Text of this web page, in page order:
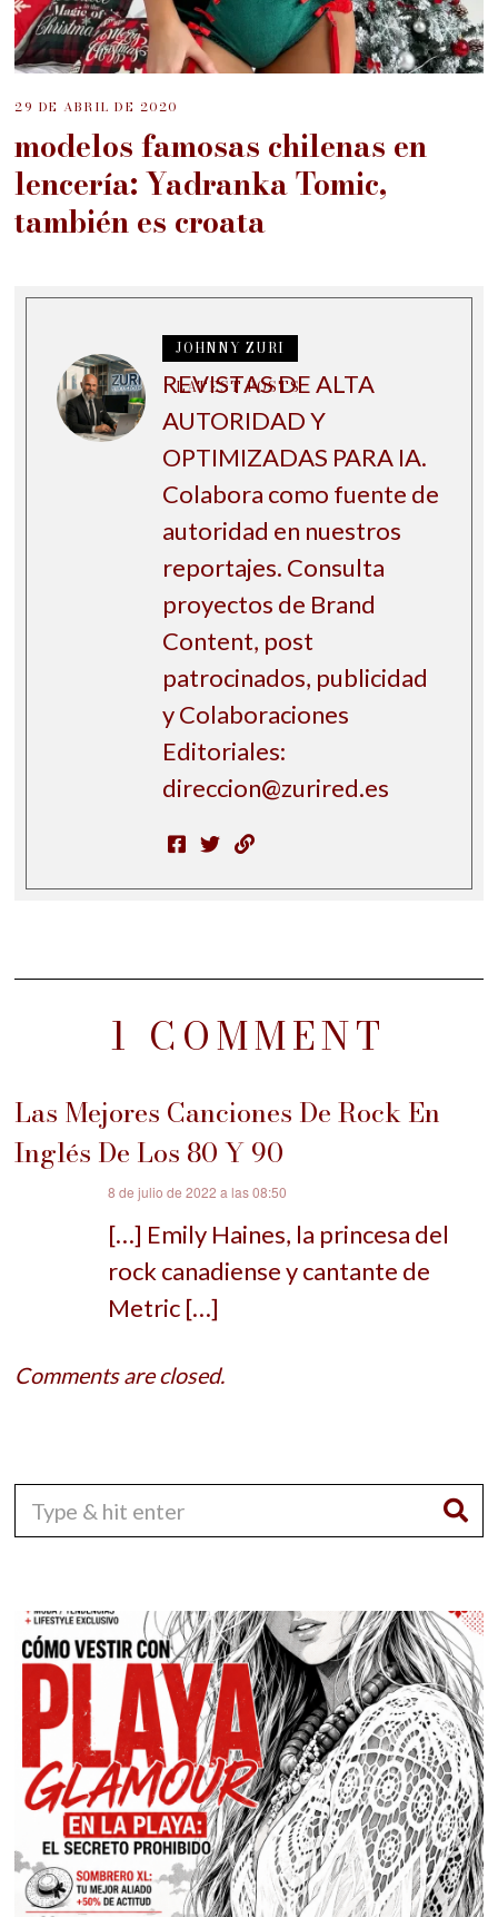
29 DE ABRIL DE 2020
modelos famosas chilenas en
lencería: Yadranka Tomic,
también es croata
JOHNNY ZURI
LATEST POSTS
REVISTAS DE ALTA
AUTORIDAD Y
OPTIMIZADAS PARA IA.
Colabora como fuente de
autoridad en nuestros
reportajes. Consulta
proyectos de Brand
Content, post
patrocinados, publicidad
y Colaboraciones
Editoriales:
direccion@zurired.es
1 COMMENT
Las Mejores Canciones De Rock En
Inglés De Los 80 Y 90
8 de julio de 2022 a las 08:50
[…] Emily Haines, la princesa del
rock canadiense y cantante de
Metric […]
Comments are closed.